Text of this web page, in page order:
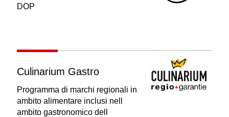
DOP
Culinarium Gastro
Programma di marchi regionali in
ambito alimentare inclusi nell
ambito gastronomico dell